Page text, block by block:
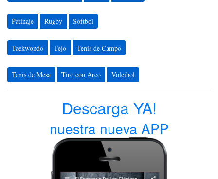
Patinaje Rugby Softbol
Taekwondo Tejo Tenis de Campo
Tenis de Mesa Tiro con Arco Voleibol
Descarga YA!
nuestra nueva APP